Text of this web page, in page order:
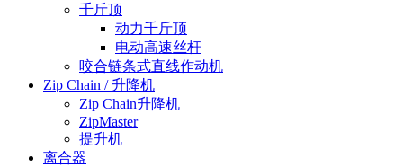
千斤顶
动力千斤顶
电动高速丝杆
咬合链条式直线作动机
Zip Chain / 升降机
Zip Chain升降机
ZipMaster
提升机
离合器